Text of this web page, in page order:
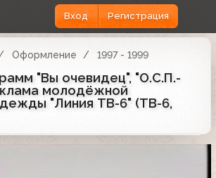
Вход Регистрация
Оформление 1997 - 1999
"Вы очевидец", "О.С.П.-
молодёжной
"Линия ТВ-6" (ТВ-6,